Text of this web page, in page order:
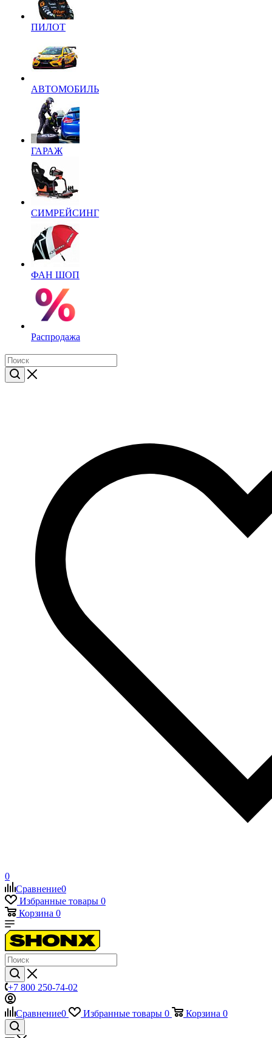
ПИЛОТ
АВТОМОБИЛЬ
ГАРАЖ
СИМРЕЙСИНГ
ФАН ШОП
Распродажа
0
Сравнение0
Избранные товары 0
Корзина 0
+7 800 250-74-02
Сравнение0 Избранные товары 0 Корзина 0